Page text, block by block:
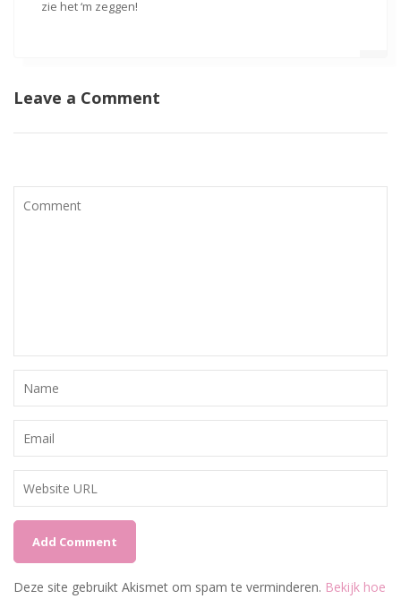
zie het ‘m zeggen!
Leave a Comment
Deze site gebruikt Akismet om spam te verminderen. Bekijk hoe